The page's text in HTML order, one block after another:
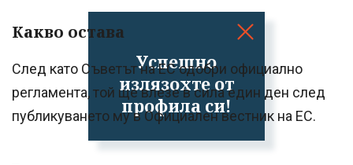
Успешно
излязохте от
профила си!
Какво остава
След като Съветът на ЕС одобри официално
регламента, той ще влезе в сила един ден след
публикуването му в Официален вестник на ЕС.